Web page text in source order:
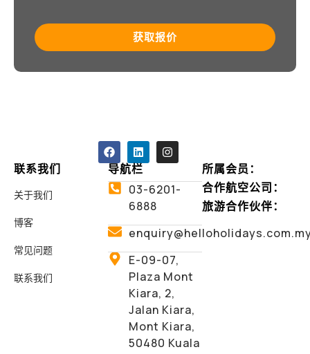
获取报价
导航栏
03-6201-
6888
E-09-07,
Plaza Mont
Kiara, 2,
Jalan Kiara,
Mont Kiara,
50480 Kuala
联系我们
关于我们
博客
常见问题
联系我们
所属会员：
合作航空公司：
旅游合作伙伴：